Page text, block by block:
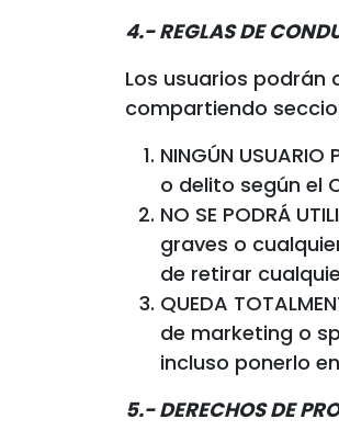
4.- REGLAS DE
Los usuarios podrán
compartiendo
NINGÚN
o delito según el
NO SE PODRÁ
graves o
de retirar
QUEDA
de marketing o
incluso ponerlo
5.- DERECHOS DE